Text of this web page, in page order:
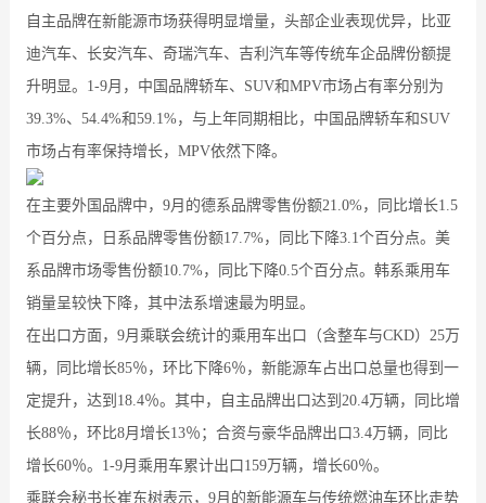
自主品牌在新能源市场获得明显增量，头部企业表现优异，比亚
迪汽车、长安汽车、奇瑞汽车、吉利汽车等传统车企品牌份额提
升明显。1-9月，中国品牌轿车、SUV和MPV市场占有率分别为
39.3%、54.4%和59.1%，与上年同期相比，中国品牌轿车和SUV
市场占有率保持增长，MPV依然下降。
在主要外国品牌中，9月的德系品牌零售份额21.0%，同比增长1.5
个百分点，日系品牌零售份额17.7%，同比下降3.1个百分点。美
系品牌市场零售份额10.7%，同比下降0.5个百分点。韩系乘用车
销量呈较快下降，其中法系增速最为明显。
在出口方面，9月乘联会统计的乘用车出口（含整车与CKD）25万
辆，同比增长85％，环比下降6％，新能源车占出口总量也得到一
定提升，达到18.4％。其中，自主品牌出口达到20.4万辆，同比增
长88％，环比8月增长13％；合资与豪华品牌出口3.4万辆，同比
增长60％。1-9月乘用车累计出口159万辆，增长60％。
乘联会秘书长崔东树表示，9月的新能源车与传统燃油车环比走势